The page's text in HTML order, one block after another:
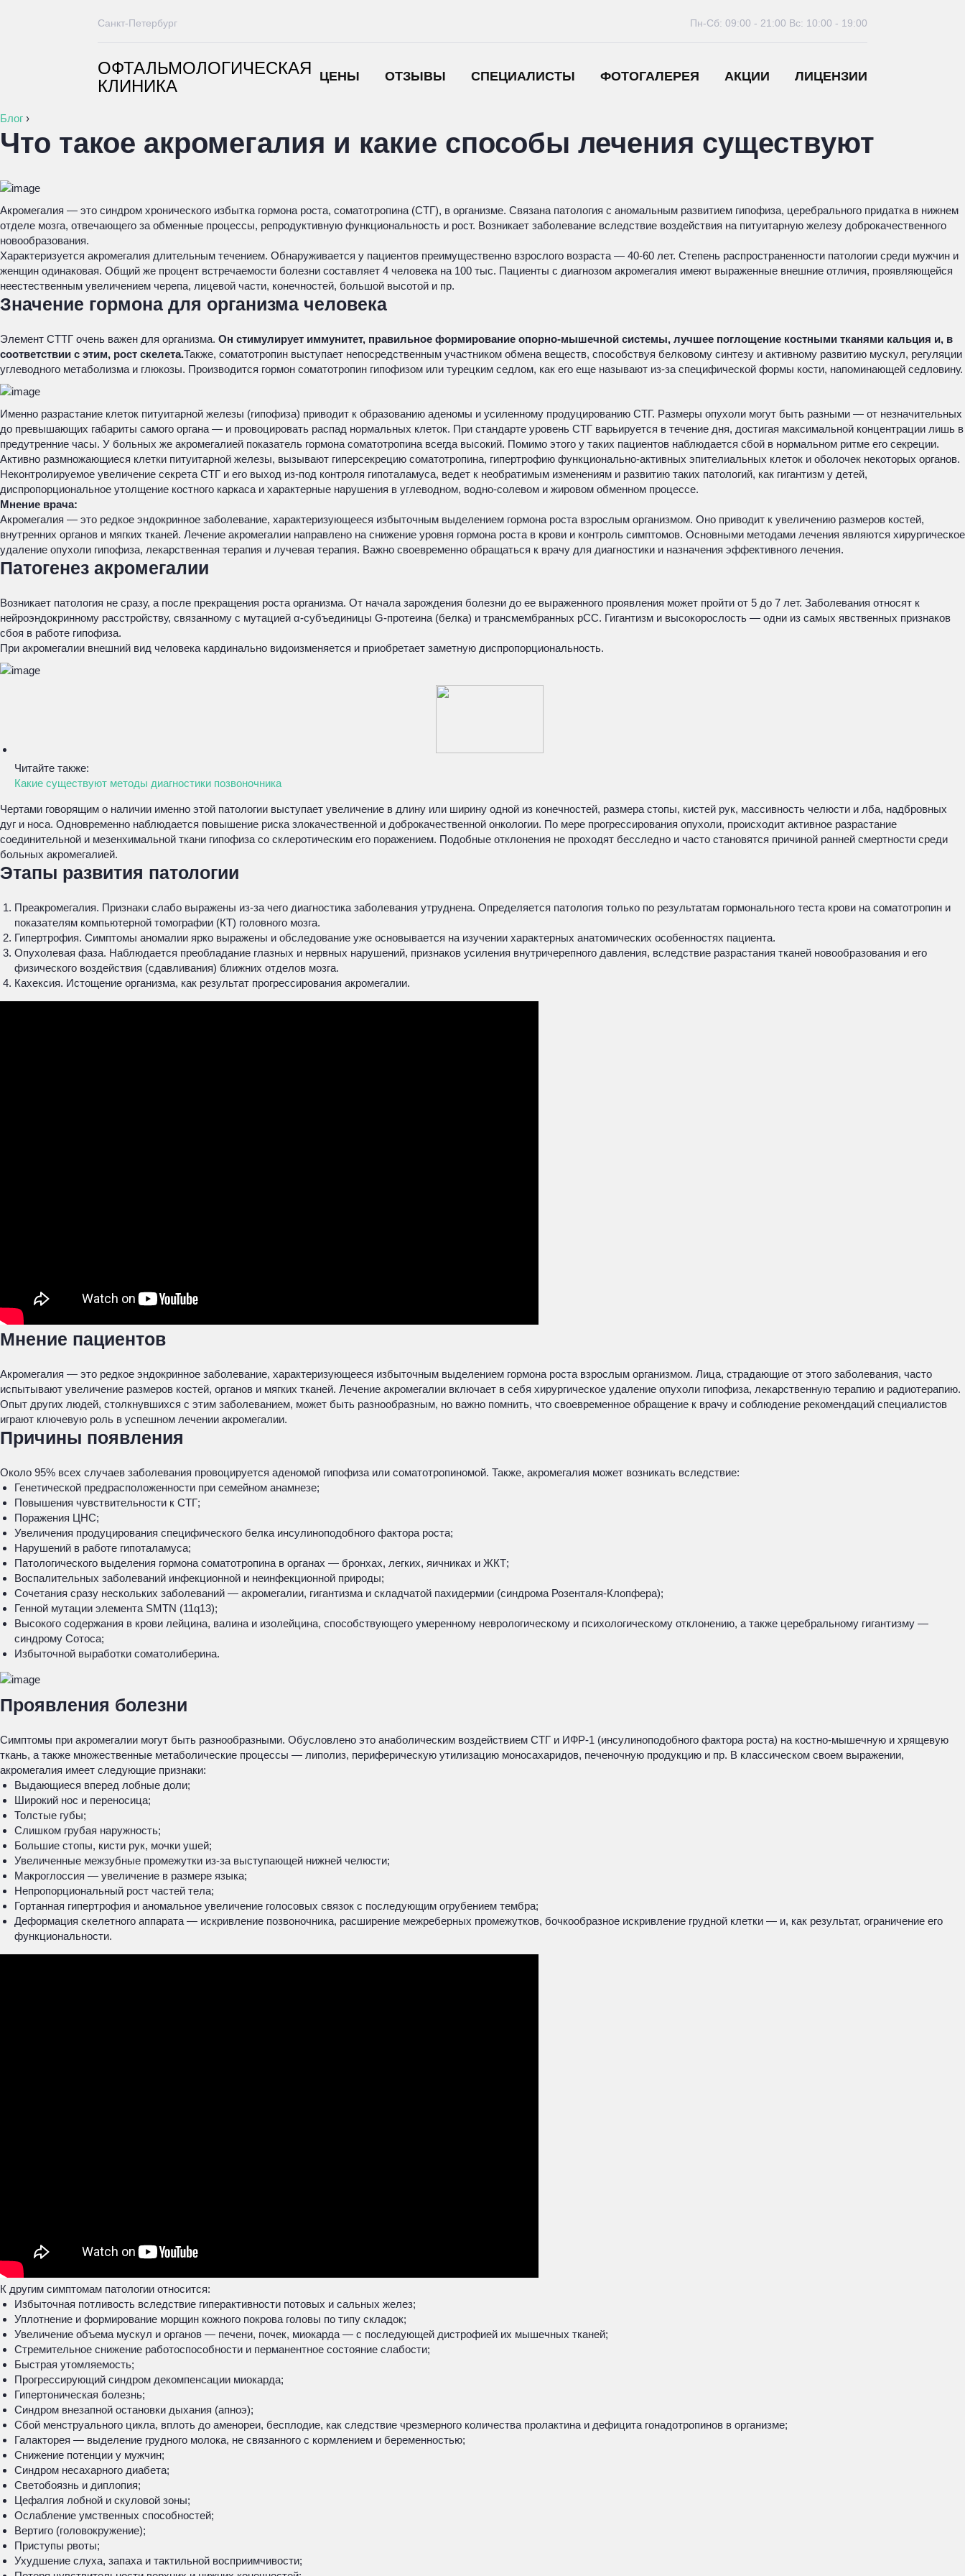
ОФТАЛЬМОЛОГИЧЕСКАЯ
КЛИНИКА
ЦЕНЫ ОТЗЫВЫ СПЕЦИАЛИСТЫ ФОТОГАЛЕРЕЯ АКЦИИ ЛИЦЕНЗИИ
Санкт-Петербург Пн-Сб: 09:00 - 21:00 Вс: 10:00 - 19:00
Блог ›
Что такое акромегалия и какие способы лечения существуют
Акромегалия — это синдром хронического избытка гормона роста, соматотропина (СТГ), в организме. Связана патология с аномальным развитием гипофиза, церебрального придатка в нижнем
отделе мозга, отвечающего за обменные процессы, репродуктивную функциональность и рост. Возникает заболевание вследствие воздействия на питуитарную железу доброкачественного
новообразования.
Характеризуется акромегалия длительным течением. Обнаруживается у пациентов преимущественно взрослого возраста — 40-60 лет. Степень распространенности патологии среди мужчин и
женщин одинаковая. Общий же процент встречаемости болезни составляет 4 человека на 100 тыс. Пациенты с диагнозом акромегалия имеют выраженные внешние отличия, проявляющейся
неестественным увеличением черепа, лицевой части, конечностей, большой высотой и пр.
Значение гормона для организма человека
Элемент СТТГ очень важен для организма. Он стимулирует иммунитет, правильное формирование опорно-мышечной системы, лучшее поглощение костными тканями кальция и, в
соответствии с этим, рост скелета.Также, соматотропин выступает непосредственным участником обмена веществ, способствуя белковому синтезу и активному развитию мускул, регуляции
углеводного метаболизма и глюкозы. Производится гормон соматотропин гипофизом или турецким седлом, как его еще называют из-за специфической формы кости, напоминающей седловину.
Именно разрастание клеток питуитарной железы (гипофиза) приводит к образованию аденомы и усиленному продуцированию СТГ. Размеры опухоли могут быть разными — от незначительных
до превышающих габариты самого органа — и провоцировать распад нормальных клеток. При стандарте уровень СТГ варьируется в течение дня, достигая максимальной концентрации лишь в
предутренние часы. У больных же акромегалией показатель гормона соматотропина всегда высокий. Помимо этого у таких пациентов наблюдается сбой в нормальном ритме его секреции.
Активно размножающиеся клетки питуитарной железы, вызывают гиперсекрецию соматотропина, гипертрофию функционально-активных эпителиальных клеток и оболочек некоторых органов.
Неконтролируемое увеличение секрета СТГ и его выход из-под контроля гипоталамуса, ведет к необратимым изменениям и развитию таких патологий, как гигантизм у детей,
диспропорциональное утолщение костного каркаса и характерные нарушения в углеводном, водно-солевом и жировом обменном процессе.
Мнение врача:
Акромегалия — это редкое эндокринное заболевание, характеризующееся избыточным выделением гормона роста взрослым организмом. Оно приводит к увеличению размеров костей,
внутренних органов и мягких тканей. Лечение акромегалии направлено на снижение уровня гормона роста в крови и контроль симптомов. Основными методами лечения являются хирургическое
удаление опухоли гипофиза, лекарственная терапия и лучевая терапия. Важно своевременно обращаться к врачу для диагностики и назначения эффективного лечения.
Патогенез акромегалии
Возникает патология не сразу, а после прекращения роста организма. От начала зарождения болезни до ее выраженного проявления может пройти от 5 до 7 лет. Заболевания относят к
нейроэндокринному расстройству, связанному с мутацией α-субъединицы G-протеина (белка) и трансмембранных pCC. Гигантизм и высокорослость — одни из самых явственных признаков
сбоя в работе гипофиза.
При акромегалии внешний вид человека кардинально видоизменяется и приобретает заметную диспропорциональность.
Читайте также:
Какие существуют методы диагностики позвоночника
Чертами говорящим о наличии именно этой патологии выступает увеличение в длину или ширину одной из конечностей, размера стопы, кистей рук, массивность челюсти и лба, надбровных
дуг и носа. Одновременно наблюдается повышение риска злокачественной и доброкачественной онкологии. По мере прогрессирования опухоли, происходит активное разрастание
соединительной и мезенхимальной ткани гипофиза со склеротическим его поражением. Подобные отклонения не проходят бесследно и часто становятся причиной ранней смертности среди
больных акромегалией.
Этапы развития патологии
Преакромегалия. Признаки слабо выражены из-за чего диагностика заболевания утруднена. Определяется патология только по результатам гормонального теста крови на соматотропин и
показателям компьютерной томографии (КТ) головного мозга.
Гипертрофия. Симптомы аномалии ярко выражены и обследование уже основывается на изучении характерных анатомических особенностях пациента.
Опухолевая фаза. Наблюдается преобладание глазных и нервных нарушений, признаков усиления внутричерепного давления, вследствие разрастания тканей новообразования и его
физического воздействия (сдавливания) ближних отделов мозга.
Кахексия. Истощение организма, как результат прогрессирования акромегалии.
Мнение пациентов
Акромегалия — это редкое эндокринное заболевание, характеризующееся избыточным выделением гормона роста взрослым организмом. Лица, страдающие от этого заболевания, часто
испытывают увеличение размеров костей, органов и мягких тканей. Лечение акромегалии включает в себя хирургическое удаление опухоли гипофиза, лекарственную терапию и радиотерапию.
Опыт других людей, столкнувшихся с этим заболеванием, может быть разнообразным, но важно помнить, что своевременное обращение к врачу и соблюдение рекомендаций специалистов
играют ключевую роль в успешном лечении акромегалии.
Причины появления
Около 95% всех случаев заболевания провоцируется аденомой гипофиза или соматотропиномой. Также, акромегалия может возникать вследствие:
Генетической предрасположенности при семейном анамнезе;
Повышения чувствительности к СТГ;
Поражения ЦНС;
Увеличения продуцирования специфического белка инсулиноподобного фактора роста;
Нарушений в работе гипоталамуса;
Патологического выделения гормона соматотропина в органах — бронхах, легких, яичниках и ЖКТ;
Воспалительных заболеваний инфекционной и неинфекционной природы;
Сочетания сразу нескольких заболеваний — акромегалии, гигантизма и складчатой пахидермии (синдрома Розенталя-Клопфера);
Генной мутации элемента SMTN (11q13);
Высокого содержания в крови лейцина, валина и изолейцина, способствующего умеренному неврологическому и психологическому отклонению, а также церебральному гигантизму —
синдрому Сотоса;
Избыточной выработки соматолиберина.
Проявления болезни
Симптомы при акромегалии могут быть разнообразными. Обусловлено это анаболическим воздействием СТГ и ИФР-1 (инсулиноподобного фактора роста) на костно-мышечную и хрящевую
ткань, а также множественные метаболические процессы — липолиз, периферическую утилизацию моносахаридов, печеночную продукцию и пр. В классическом своем выражении,
акромегалия имеет следующие признаки:
Выдающиеся вперед лобные доли;
Широкий нос и переносица;
Толстые губы;
Слишком грубая наружность;
Большие стопы, кисти рук, мочки ушей;
Увеличенные межзубные промежутки из-за выступающей нижней челюсти;
Макроглоссия — увеличение в размере языка;
Непропорциональный рост частей тела;
Гортанная гипертрофия и аномальное увеличение голосовых связок с последующим огрубением тембра;
Деформация скелетного аппарата — искривление позвоночника, расширение межреберных промежутков, бочкообразное искривление грудной клетки — и, как результат, ограничение его
функциональности.
К другим симптомам патологии относится:
Избыточная потливость вследствие гиперактивности потовых и сальных желез;
Уплотнение и формирование морщин кожного покрова головы по типу складок;
Увеличение объема мускул и органов — печени, почек, миокарда — с последующей дистрофией их мышечных тканей;
Стремительное снижение работоспособности и перманентное состояние слабости;
Быстрая утомляемость;
Прогрессирующий синдром декомпенсации миокарда;
Гипертоническая болезнь;
Синдром внезапной остановки дыхания (апноэ);
Сбой менструального цикла, вплоть до аменореи, бесплодие, как следствие чрезмерного количества пролактина и дефицита гонадотропинов в организме;
Галакторея — выделение грудного молока, не связанного с кормлением и беременностью;
Снижение потенции у мужчин;
Синдром несахарного диабета;
Светобоязнь и диплопия;
Цефалгия лобной и скуловой зоны;
Ослабление умственных способностей;
Вертиго (головокружение);
Приступы рвоты;
Ухудшение слуха, запаха и тактильной восприимчивости;